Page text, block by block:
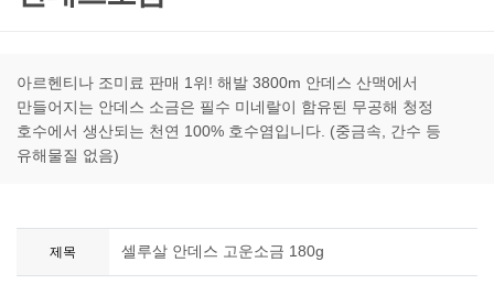
아르헨티나 조미료 판매 1위! 해발 3800m 안데스 산맥에서
만들어지는 안데스 소금은 필수 미네랄이 함유된 무공해 청정
호수에서 생산되는 천연 100% 호수염입니다. (중금속, 간수 등
유해물질 없음)
제목 셀루살 안데스 고운소금 180g